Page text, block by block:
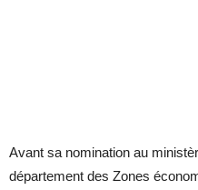
Avant sa nomination au
département des Zones